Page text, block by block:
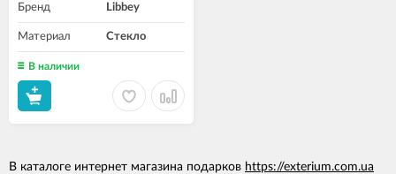
Бренд Libbey
Материал Стекло
В наличии
В каталоге интернет магазина подарков https://exterium.com.ua